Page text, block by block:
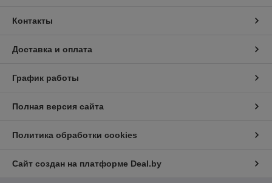
Контакты
Доставка и оплата
График работы
Полная версия сайта
Политика обработки cookies
Сайт создан на платформе Deal.by